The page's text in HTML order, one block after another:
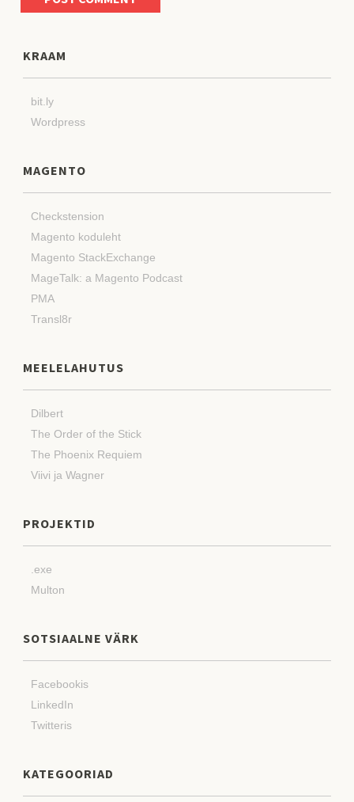
KRAAM
bit.ly
Wordpress
MAGENTO
Checkstension
Magento koduleht
Magento StackExchange
MageTalk: a Magento Podcast
PMA
Transl8r
MEELELAHUTUS
Dilbert
The Order of the Stick
The Phoenix Requiem
Viivi ja Wagner
PROJEKTID
.exe
Multon
SOTSIAALNE VÄRK
Facebookis
LinkedIn
Twitteris
KATEGOORIAD